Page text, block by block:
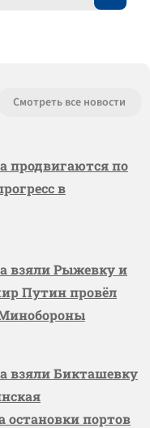
Смотреть все новости
продвигаются по
в
взяли Рыжевку и
Путин провёл
взяли Бикташевку
остановки портов